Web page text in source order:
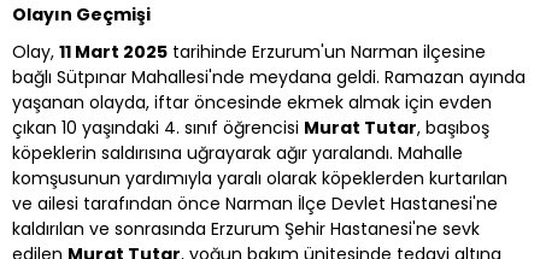
Olayın Geçmişi
Olay, 11 Mart 2025 tarihinde Erzurum'un Narman ilçesine
bağlı Sütpınar Mahallesi'nde meydana geldi. Ramazan ayında
yaşanan olayda, iftar öncesinde ekmek almak için evden
çıkan 10 yaşındaki 4. sınıf öğrencisi Murat Tutar, başıboş
köpeklerin saldırısına uğrayarak ağır yaralandı. Mahalle
komşusunun yardımıyla yaralı olarak köpeklerden kurtarılan
ve ailesi tarafından önce Narman İlçe Devlet Hastanesi'ne
kaldırılan ve sonrasında Erzurum Şehir Hastanesi'ne sevk